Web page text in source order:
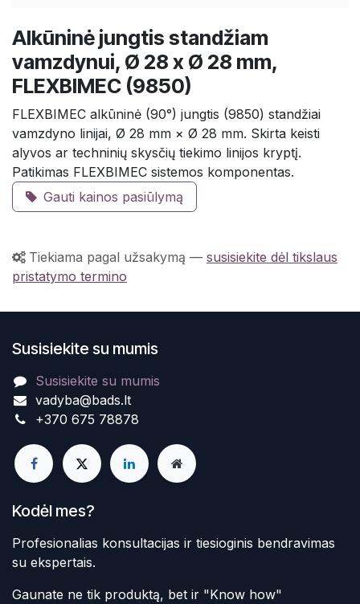
Alkūninė jungtis standžiam
vamzdynui, Ø 28 x Ø 28 mm,
FLEXBIMEC (9850)
FLEXBIMEC alkūninė (90°) jungtis (9850) standžiai
vamzdyno linijai, Ø 28 mm × Ø 28 mm. Skirta keisti
alyvos ar techninių skysčių tiekimo linijos kryptį.
Patikimas FLEXBIMEC sistemos komponentas.
Gauti kainos pasiūlymą
Tiekiama pagal užsakymą — susisiekite dėl tikslaus
pristatymo termino
Susisiekite su mumis
Susisiekite su mumis
vadyba@bads.lt
+370 675 78878
Kodėl mes?
Profesionalias konsultacijas ir tiesioginis bendravimas
su ekspertais.
Gaunate ne tik produktą, bet ir "Know how"